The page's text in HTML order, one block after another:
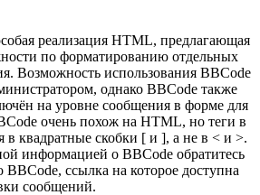
реализация HTML, предлагающая
по форматированию отдельных
Возможность использования BBCode
однако BBCode также
на уровне сообщения в форме для
очень похож на HTML, но теги в
в квадратные скобки [ и ], а не в < и >.
информацией о BBCode обратитесь
BBCode, ссылка на которое доступна
сообщений.